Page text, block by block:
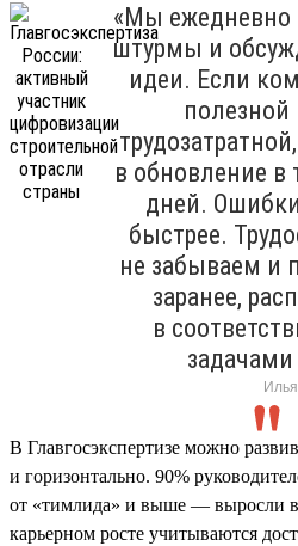
«Мы ежедневно
штурмы и
идеи. Если
в обновление в
дней.
быстрее.
не забываем и
заранее,
в
В Главгосэкспертизе можно
и горизонтально. 90%
от «тимлида» и выше — выросли
карьерном росте учитываются